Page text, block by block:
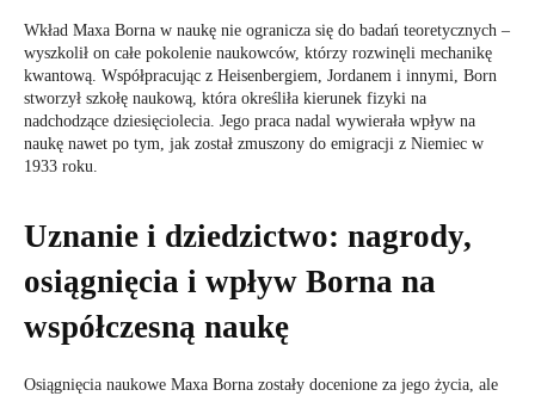
Wkład Maxa Borna w naukę nie ogranicza się do badań teoretycznych –
wyszkolił on całe pokolenie naukowców, którzy rozwinęli mechanikę
kwantową. Współpracując z Heisenbergiem, Jordanem i innymi, Born
stworzył szkołę naukową, która określiła kierunek fizyki na
nadchodzące dziesięciolecia. Jego praca nadal wywierała wpływ na
naukę nawet po tym, jak został zmuszony do emigracji z Niemiec w
1933 roku.
Uznanie i dziedzictwo: nagrody,
osiągnięcia i wpływ Borna na
współczesną naukę
Osiągnięcia naukowe Maxa Borna zostały docenione za jego życia, ale